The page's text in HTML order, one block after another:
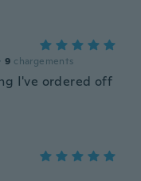
· 9 chargements
I've ordered off